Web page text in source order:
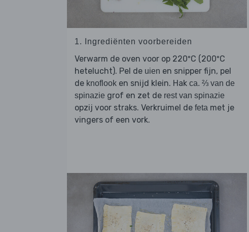
1. Ingrediënten voorbereiden
Verwarm de oven voor op 220ºC (200ºC
hetelucht). Pel de uien en snipper fijn, pel
de knoflook en snijd klein. Hak ca. ⅔ van de
spinazie grof en zet de rest van spinazie
opzij voor straks. Verkruimel de feta met je
vingers of een vork.